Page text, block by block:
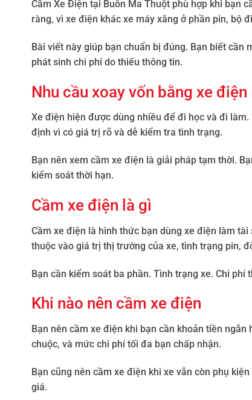
Cầm Xe Điện tại Buôn Ma Thuột phù hợp khi bạn
ràng, vì xe điện khác xe máy xăng ở phần pin, bộ
Bài viết này giúp bạn chuẩn bị đúng. Bạn biết cần
phát sinh chi phí do thiếu thông tin.
Nhu cầu xoay vốn bằng xe điện
Xe điện hiện được dùng nhiều để đi học và đi
định vì có giá trị rõ và dễ kiểm tra tình trạng.
Bạn nên xem cầm xe điện là giải pháp tạm thời.
kiểm soát thời hạn.
Cầm xe điện là gì
Cầm xe điện là hình thức bạn dùng xe điện làm
thuộc vào giá trị thị trường của xe, tình trạng pin,
Bạn cần kiểm soát ba phần. Tình trạng xe. Chi
Khi nào nên cầm xe điện
Bạn nên cầm xe điện khi bạn cần khoản tiền
chuộc, và mức chi phí tối đa bạn chấp nhận.
Bạn cũng nên cầm xe điện khi xe vẫn còn phụ
giá.